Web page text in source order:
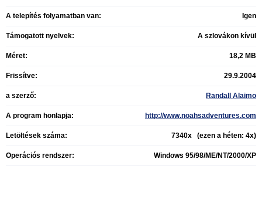
A telepítés folyamatban van: Igen
Támogatott nyelvek: A szlovákon kívül
Méret: 18,2 MB
Frissítve: 29.9.2004
a szerző: Randall Alaimo
A program honlapja: http://www.noahsadventures.com
Letöltések száma: 7340x (ezen a héten: 4x)
Operációs rendszer: Windows 95/98/ME/NT/2000/XP